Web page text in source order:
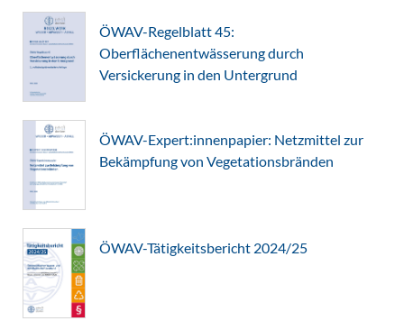
ÖWAV-Regelblatt 45:
Oberflächenentwässerung durch
Versickerung in den Untergrund
ÖWAV-Expert:innenpapier: Netzmittel zur
Bekämpfung von Vegetationsbränden
ÖWAV-Tätigkeitsbericht 2024/25